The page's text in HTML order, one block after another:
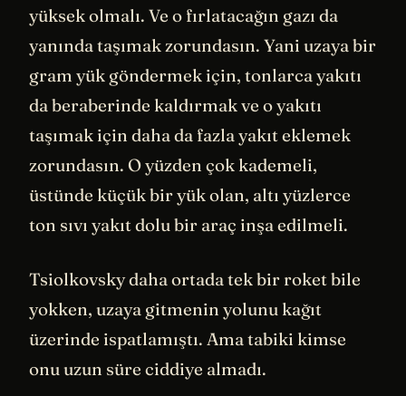
yüksek olmalı. Ve o fırlatacağın gazı da
yanında taşımak zorundasın. Yani uzaya bir
gram yük göndermek için, tonlarca yakıtı
da beraberinde kaldırmak ve o yakıtı
taşımak için daha da fazla yakıt eklemek
zorundasın. O yüzden çok kademeli,
üstünde küçük bir yük olan, altı yüzlerce
ton sıvı yakıt dolu bir araç inşa edilmeli.
Tsiolkovsky daha ortada tek bir roket bile
yokken, uzaya gitmenin yolunu kağıt
üzerinde ispatlamıştı. Ama tabiki kimse
onu uzun süre ciddiye almadı.